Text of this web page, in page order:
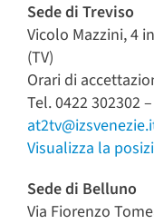
Sede di Treviso
Vicolo Mazzini, 4
(TV)
Orari di
Tel. 0422 302302
Visualizza la
Sede di Belluno
Via Fiorenzo